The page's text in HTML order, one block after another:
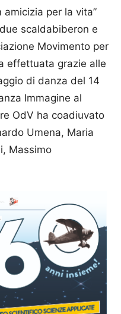
amicizia per la vita”
scaldabiberon e
Movimento per
effettuata grazie alle
di danza del 14
Immagine al
OdV ha coadiuvato
Umena, Maria
Massimo